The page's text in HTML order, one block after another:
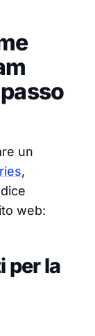
un
,
web:
per la